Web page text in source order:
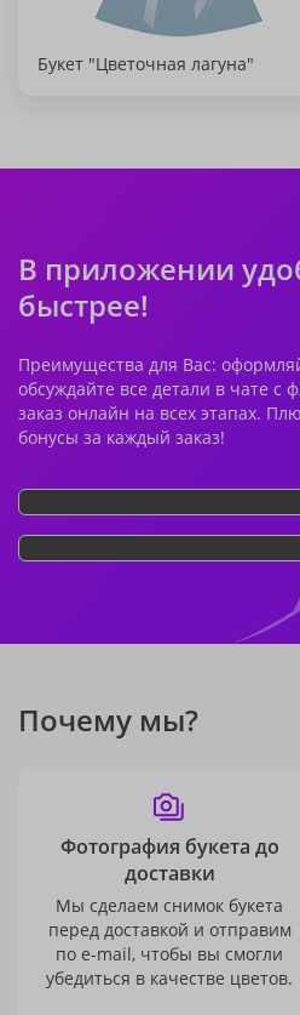
Букет "Цветочная лагуна"
В приложении
быстрее!
Преимущества для Вас:
обсуждайте все детали в чате с
заказ онлайн на всех этапах.
бонусы за каждый заказ!
Почему мы?
Фотография букета до
доставки
Мы сделаем снимок букета
перед доставкой и отправим
по e-mail, чтобы вы смогли
убедиться в качестве цветов.